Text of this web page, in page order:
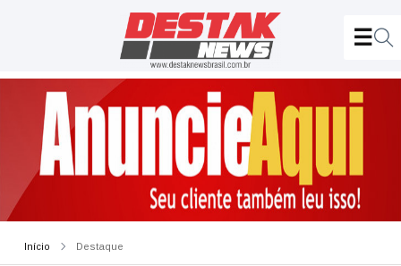
Início Destaque